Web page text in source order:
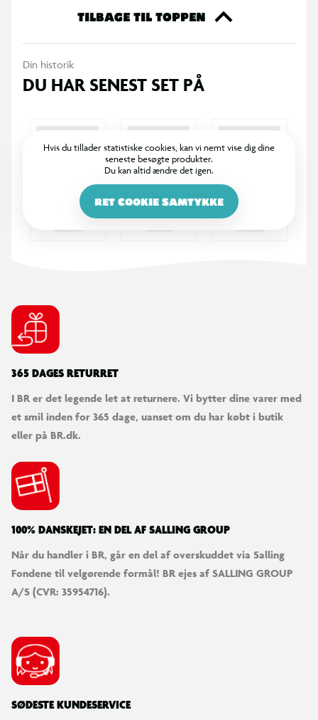
TILBAGE TIL TOPPEN
Din historik
DU HAR SENEST SET PÅ
Hvis du tillader statistiske cookies, kan vi nemt vise dig dine
seneste besøgte produkter.
Du kan altid ændre det igen.
RET COOKIE SAMTYKKE
365 DAGES RETURRET
I BR er det legende let at returnere. Vi bytter dine varer med
et smil inden for 365 dage, uanset om du har købt i butik
eller på BR.dk.
100% DANSKEJET: EN DEL AF SALLING GROUP
Når du handler i BR, går en del af overskuddet via Salling
Fondene til velgørende formål! BR ejes af SALLING GROUP
A/S (CVR: 35954716).
SØDESTE KUNDESERVICE